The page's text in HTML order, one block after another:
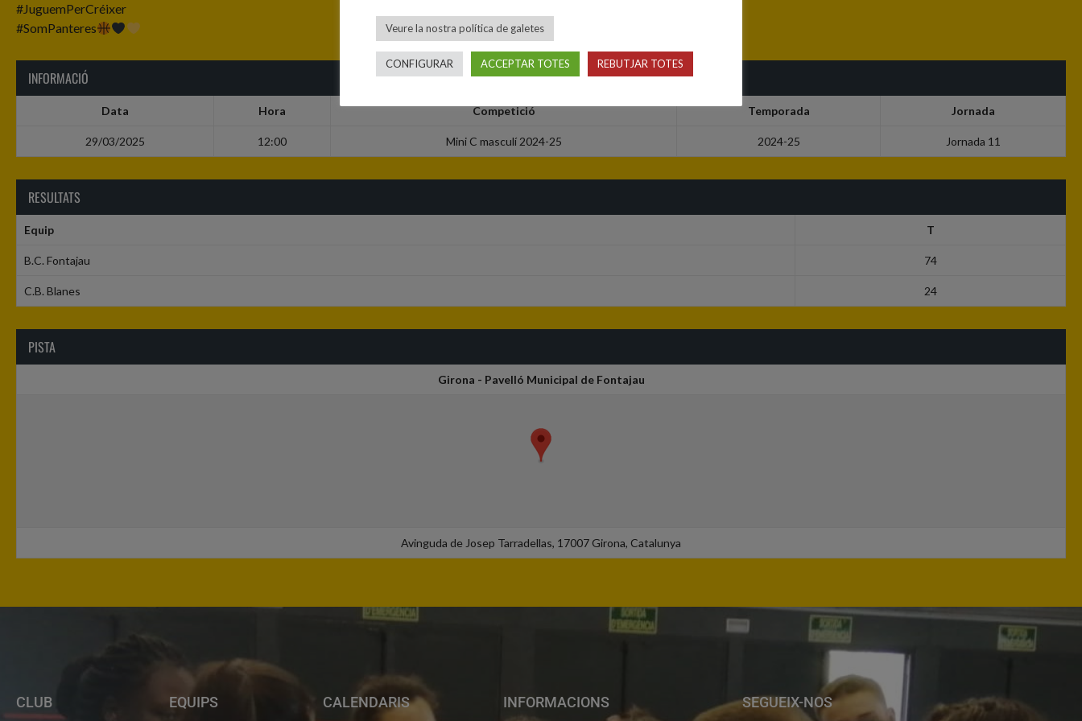
#JuguemPerCréixer
#SomPanteres
INFORMACIÓ
Data Hora Competició Temporada Jornada
29/03/2025 12:00 Mini C masculí 2024-25 2024-25 Jornada 11
RESULTATS
Equip T
B.C. Fontajau 74
C.B. Blanes 24
PISTA
Girona - Pavelló Municipal de Fontajau
Avinguda de Josep Tarradellas, 17007 Girona, Catalunya
CLUB EQUIPS CALENDARIS INFORMACIONS SEGUEIX-NOS
Veure la nostra política de galetes
CONFIGURAR ACCEPTAR TOTES REBUTJAR TOTES